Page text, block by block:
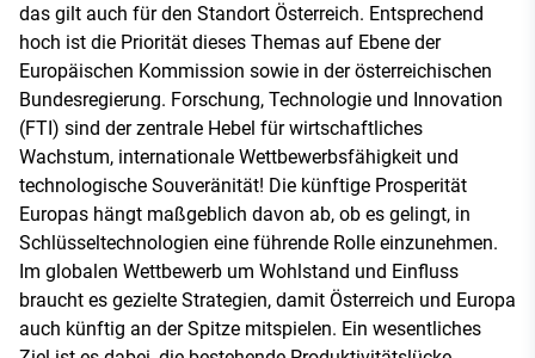
das gilt auch für den Standort Österreich. Entsprechend
hoch ist die Priorität dieses Themas auf Ebene der
Europäischen Kommission sowie in der österreichischen
Bundesregierung. Forschung, Technologie und Innovation
(FTI) sind der zentrale Hebel für wirtschaftliches
Wachstum, internationale Wettbewerbsfähigkeit und
technologische Souveränität! Die künftige Prosperität
Europas hängt maßgeblich davon ab, ob es gelingt, in
Schlüsseltechnologien eine führende Rolle einzunehmen.
Im globalen Wettbewerb um Wohlstand und Einfluss
braucht es gezielte Strategien, damit Österreich und Europa
auch künftig an der Spitze mitspielen. Ein wesentliches